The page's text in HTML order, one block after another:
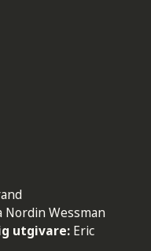
Nordin Wessman
utgivare: Eric